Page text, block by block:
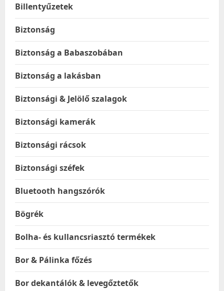
Billentyűzetek
Biztonság
Biztonság a Babaszobában
Biztonság a lakásban
Biztonsági & Jelölő szalagok
Biztonsági kamerák
Biztonsági rácsok
Biztonsági széfek
Bluetooth hangszórók
Bögrék
Bolha- és kullancsriasztó termékek
Bor & Pálinka főzés
Bor dekantálók & levegőztetők